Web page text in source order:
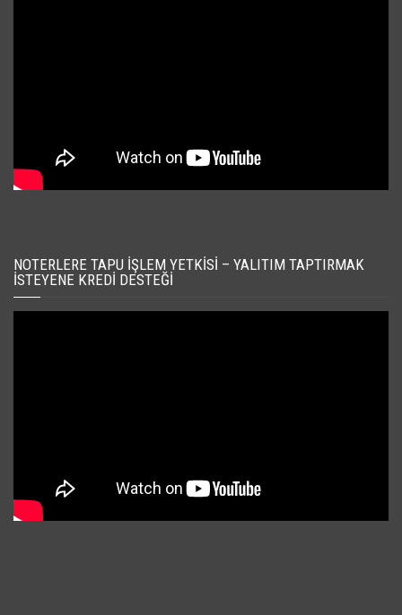
NOTERLERE TAPU İŞLEM YETKISI – YALITIM TAPTIRMAK
İSTEYENE KREDI DESTEĞI